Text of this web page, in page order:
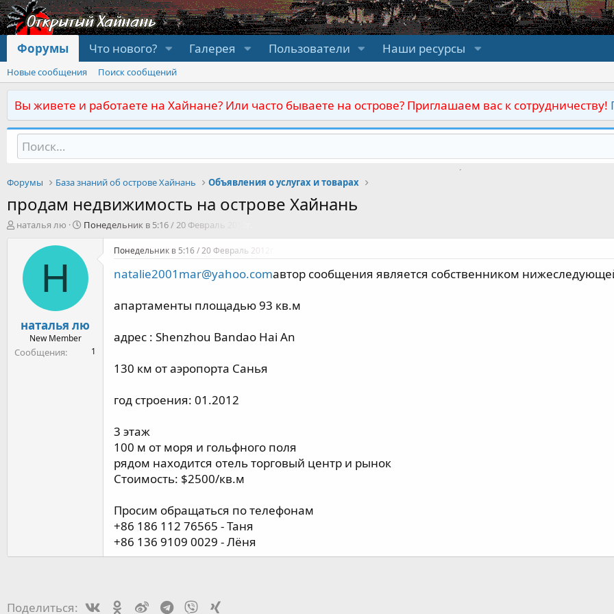
Форумы Что нового? Галерея Пользователи Наши ресурсы
Новые сообщения Поиск сообщений
Вы живете и работаете на Хайнане? Или часто бываете на острове? Приглашаем вас к сотрудничеству!
Форумы База знаний об острове Хайнань Объявления о услугах и товарах
продам недвижимость на острове Хайнань
А
ы
наталья лю
Д
а
н
а
ч
л
Понедельник в 5:16 / 20 Февраль 2012г.
Н
наталья лю
New Member
Сообщения 1
Понедельник в 5:16 / 20 Февраль 2012г.
natalie2001mar@yahoo.comавтор сообщения является собственником
апартаменты площадью 93 кв.м
адрес : Shenzhou Bandao Hai An
130 км от аэропорта Санья
год строения: 01.2012
3 этаж
100 м от моря и гольфного поля
рядом находится отель торговый центр и рынок
Стоимость: $2500/кв.м
Просим обращаться по телефонам
+86 186 112 76565 - Таня
+86 136 9109 0029 - Лёня
Поделиться: Vk Ok WeiboTelegram
Viber